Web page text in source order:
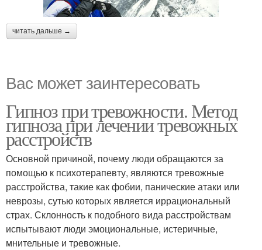
читать дальше →
Вас может заинтересовать
Гипноз при тревожности. Метод
гипноза при лечении тревожных
расстройств
Основной причиной, почему люди обращаются за
помощью к психотерапевту, являются тревожные
расстройства, такие как фобии, панические атаки или
неврозы, сутью которых является иррациональный
страх. Склонность к подобного вида расстройствам
испытывают люди эмоциональные, истеричные,
мнительные и тревожные.